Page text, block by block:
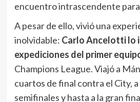
encuentro intrascendente
A pesar de ello, vivió una
inolvidable: Carlo Ancelotti lo
expediciones del primer
Champions League. Viajó a
cuartos de final contra el City,
semifinales y hasta a la gran